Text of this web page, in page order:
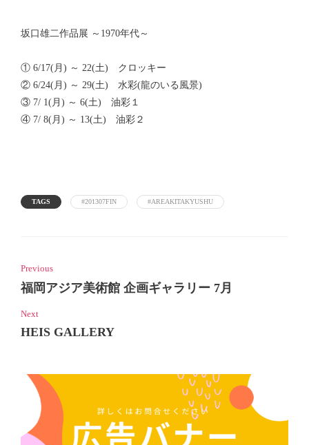
坂口雄二作品展 ～1970年代～
① 6/17(月) ～ 22(土) クロッキー
② 6/24(月) ～ 29(土) 水彩(龍のいる風景)
③ 7/ 1(月) ～ 6(土) 油彩１
④ 7/ 8(月) ～ 13(土) 油彩２
TAGS #201307FIN #AREAKITAKYUSHU
Previous
福岡アジア美術館 企画ギャラリー 7月
Next
HEIS GALLERY